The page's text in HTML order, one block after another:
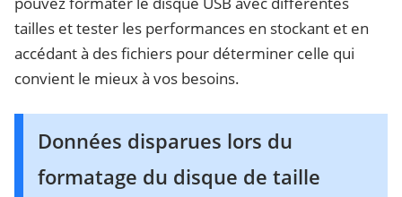
tailles et tester les performances en stockant et en
accédant à des fichiers pour déterminer celle qui
convient le mieux à vos besoins.
Données disparues lors du
formatage du disque de taille